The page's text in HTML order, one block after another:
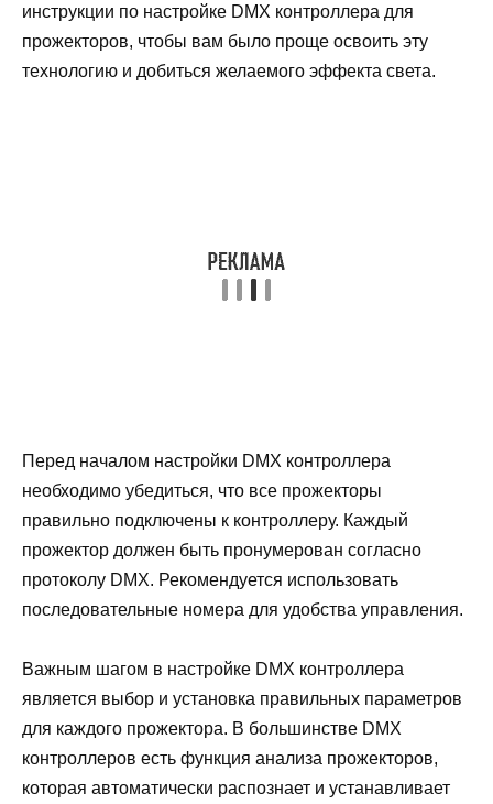
инструкции по настройке DMX контроллера для
прожекторов, чтобы вам было проще освоить эту
технологию и добиться желаемого эффекта света.
Перед началом настройки DMX контроллера
необходимо убедиться, что все прожекторы
правильно подключены к контроллеру. Каждый
прожектор должен быть пронумерован согласно
протоколу DMX. Рекомендуется использовать
последовательные номера для удобства управления.
Важным шагом в настройке DMX контроллера
является выбор и установка правильных параметров
для каждого прожектора. В большинстве DMX
контроллеров есть функция анализа прожекторов,
которая автоматически распознает и устанавливает